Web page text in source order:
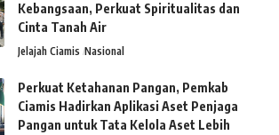
Kebangsaan, Perkuat Spiritualitas dan
Cinta Tanah Air
Jelajah Ciamis Nasional
Perkuat Ketahanan Pangan, Pemkab
Ciamis Hadirkan Aplikasi Aset Penjaga
Pangan untuk Tata Kelola Aset Lebih